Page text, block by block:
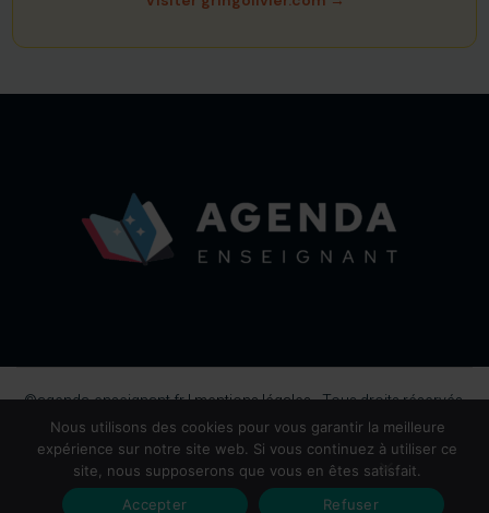
©agenda-enseignant.fr |mentions légales- Tous droits réservés,
2026.
Nous utilisons des cookies pour vous garantir la meilleure
expérience sur notre site web. Si vous continuez à utiliser ce
site, nous supposerons que vous en êtes satisfait.
Accepter
Refuser